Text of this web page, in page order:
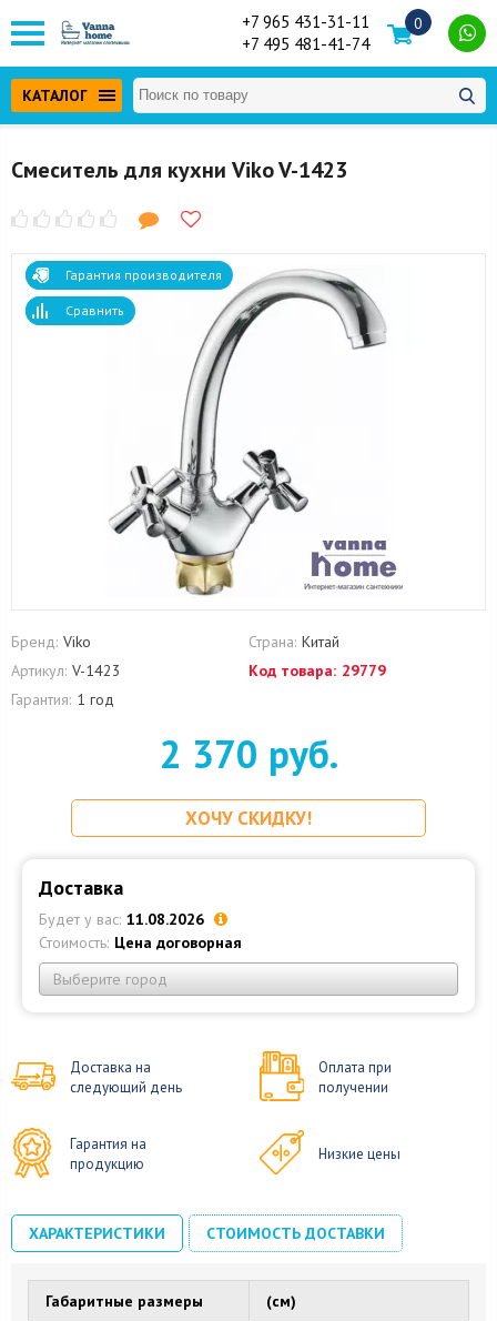
+7 965 431-31-11
+7 495 481-41-74
0
КАТАЛОГ
Смеситель для кухни Viko V-1423
Гарантия производителя
Сравнить
Бренд: Viko Страна: Китай
Артикул: V-1423 Код товара: 29779
Гарантия: 1 год
2 370 руб.
ХОЧУ СКИДКУ!
Доставка
Будет у вас: 11.08.2026
Стоимость: Цена договорная
Выберите город
Доставка на
следующий день
Оплата при
получении
Гарантия на
продукцию
Низкие цены
ХАРАКТЕРИСТИКИ СТОИМОСТЬ ДОСТАВКИ
Габаритные размеры (см)